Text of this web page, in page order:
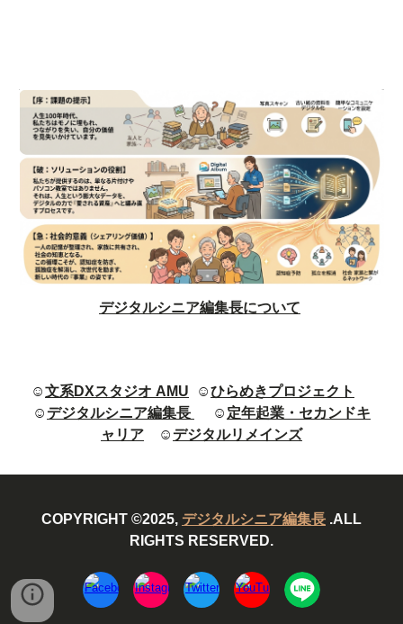
デジタルシニア編集長について
☺文系DXスタジオ AMU ☺ひらめきプロジェクト
☺ デジタルシニア編集長 ☺ 定年起業・セカンドキ
ャリア
☺ デジタルリメインズ
COPYRIGHT ©2025, デジタルシニア編集長 .ALL
RIGHTS RESERVED.